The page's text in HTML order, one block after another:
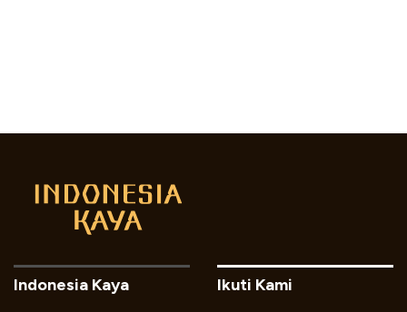
Indonesia Kaya Ikuti Kami